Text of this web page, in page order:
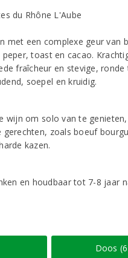
met een complexe geur van
toast en cacao.
fraîcheur en stevige, ronde
soepel en kruidig.
wijn om solo van te
gerechten, zoals boeuf
kazen.
en houdbaar tot 7-8 jaar
Doos